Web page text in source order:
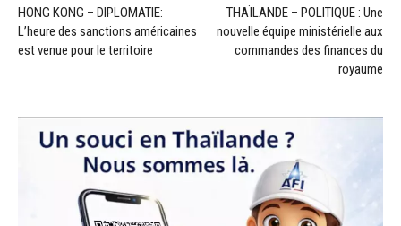
HONG KONG – DIPLOMATIE:
L’heure des sanctions américaines
est venue pour le territoire
THAÏLANDE – POLITIQUE : Une
nouvelle équipe ministérielle aux
commandes des finances du
royaume